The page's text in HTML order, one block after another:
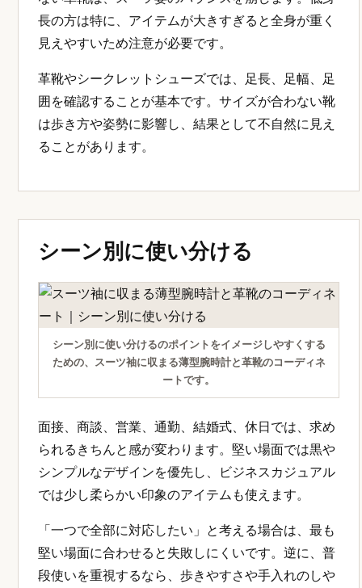
サイズ感で印象が変わる
サイズ感で印象が変わるのポイントをイメージしやすくす
サイズ感は、服だけでなく靴や小物にもあります。
大きすぎるバッグ、主張が強すぎる時計、足に合わ
ない革靴は、スーツ姿のバランスを崩します。低身
長の方は特に、アイテムが大きすぎると全身が重く
革靴やシークレットシューズでは、足長、足幅、足
囲を確認することが基本です。サイズが合わない靴
は歩き方や姿勢に影響し、結果として不自然に見え